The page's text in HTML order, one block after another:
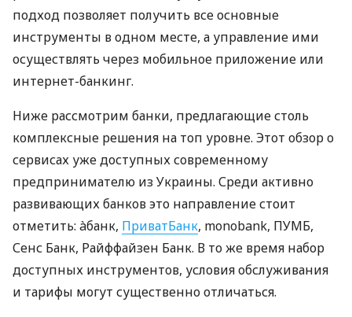
подход позволяет получить все основные
инструменты в одном месте, а управление ими
осуществлять через мобильное приложение или
интернет-банкинг.
Ниже рассмотрим банки, предлагающие столь
комплексные решения на топ уровне. Этот обзор о
сервисах уже доступных современному
предпринимателю из Украины. Среди активно
развивающих банков это направление стоит
отметить: àбанк, ПриватБанк, monobank, ПУМБ,
Сенс Банк, Райффайзен Банк. В то же время набор
доступных инструментов, условия обслуживания
и тарифы могут существенно отличаться.